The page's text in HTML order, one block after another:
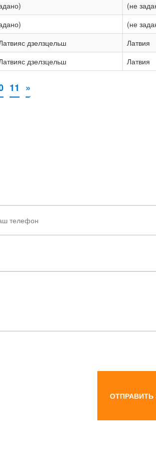
(не
(не
дзелзцельш
Латвия
дзелзцельш Латвия
11 »
ОТПРАВИТЬ